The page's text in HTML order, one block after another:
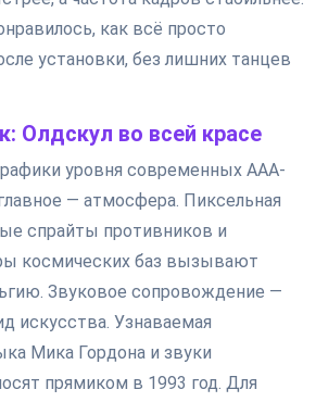
как всё просто
установки, без лишних танцев
Олдскул во всей красе
уровня современных AAA-
— атмосфера. Пиксельная
спрайты противников и
космических баз вызывают
Звуковое сопровождение —
искусства. Узнаваемая
Мика Гордона и звуки
прямиком в 1993 год. Для